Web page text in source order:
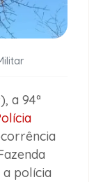
a 94ª
a polícia